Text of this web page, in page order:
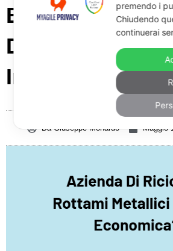
Economica:
Difendersi Da
Inps E Banche
DaGiuseppe Monardo Maggio
premendo i
Chiudendo
continuerai